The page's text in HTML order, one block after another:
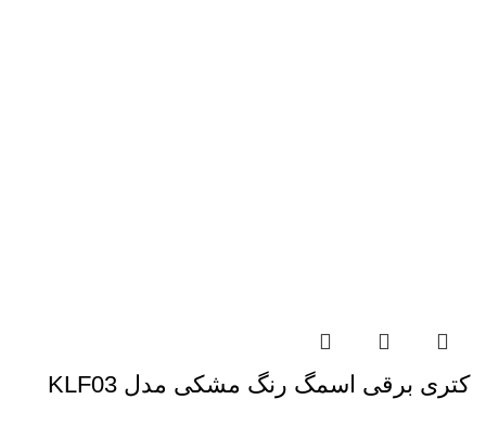
کتری برقی اسمگ رنگ مشکی مدل KLF03